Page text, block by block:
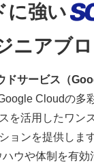
に強い
ニアブロ
ドサービス（
Cloudの多
を活用したワン
ョンを提供します
ウや体制を有効